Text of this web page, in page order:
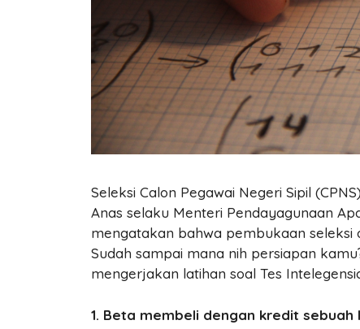
Seleksi Calon Pegawai Negeri Sipil
Anas selaku Menteri Pendayagunaan
mengatakan bahwa pembukaan seleksi
Sudah sampai mana nih persiapan
mengerjakan latihan soal Tes
1. Beta membeli dengan kredit